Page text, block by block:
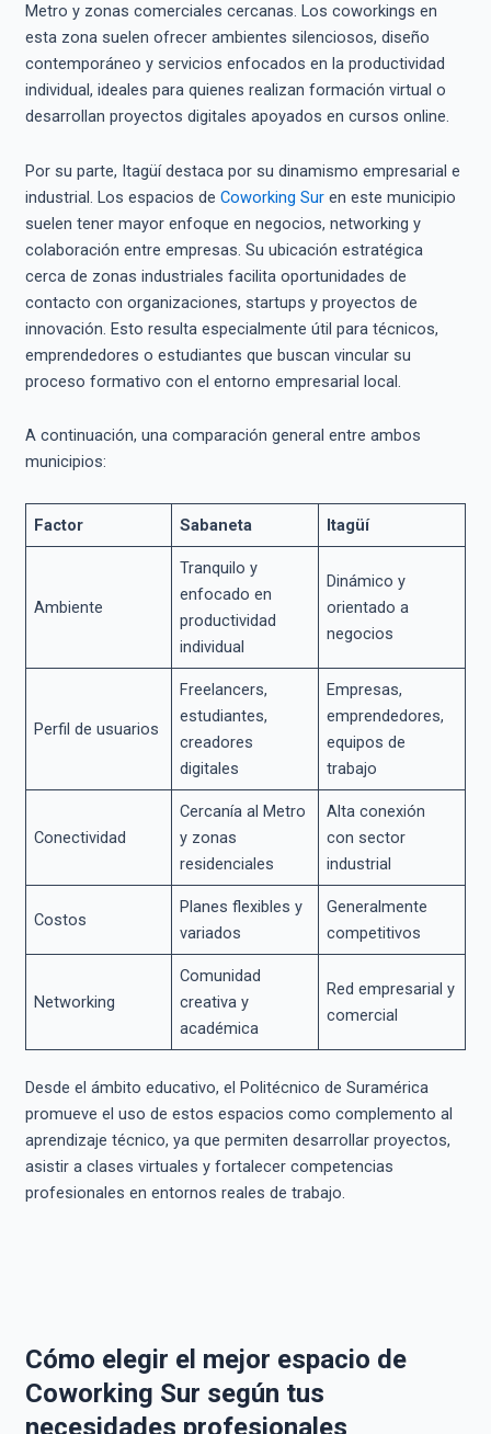
Metro y zonas comerciales cercanas. Los coworkings en
esta zona suelen ofrecer ambientes silenciosos, diseño
contemporáneo y servicios enfocados en la productividad
individual, ideales para quienes realizan formación virtual o
desarrollan proyectos digitales apoyados en cursos online.
Por su parte, Itagüí destaca por su dinamismo empresarial e
industrial. Los espacios de Coworking Suren este municipio
suelen tener mayor enfoque en negocios, networking y
colaboración entre empresas. Su ubicación estratégica
cerca de zonas industriales facilita oportunidades de
contacto con organizaciones, startups y proyectos de
innovación. Esto resulta especialmente útil para técnicos,
emprendedores o estudiantes que buscan vincular su
proceso formativo con el entorno empresarial local.
A continuación, una comparación general entre ambos
municipios:
Factor Sabaneta Itagüí
Ambiente
Tranquilo y
enfocado en
productividad
individual
Dinámico y
orientado a
negocios
Perfil de usuarios
Freelancers,
estudiantes,
creadores
digitales
Empresas,
emprendedores,
equipos de
trabajo
Conectividad
Cercanía al Metro
y zonas
residenciales
Alta conexión
con sector
industrial
Costos
Planes flexibles y
variados
Generalmente
competitivos
Networking
Comunidad
creativa y
académica
Red empresarial y
comercial
Desde el ámbito educativo, el Politécnico de Suramérica
promueve el uso de estos espacios como complemento al
aprendizaje técnico, ya que permiten desarrollar proyectos,
asistir a clases virtuales y fortalecer competencias
profesionales en entornos reales de trabajo.
Cómo elegir el mejor espacio de
Coworking Sur según tus